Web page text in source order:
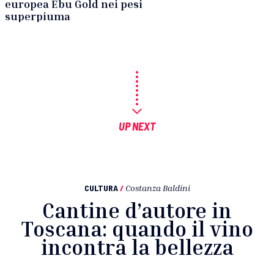
europea Ebu Gold nei pesi
superpiuma
UP NEXT
CULTURA / Costanza Baldini
Cantine d’autore in
Toscana: quando il vino
incontra la bellezza